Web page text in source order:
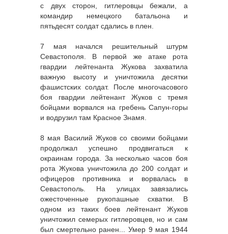
с двух сторон, гитлеровцы бежали, а
командир немецкого батальона и
пятьдесят солдат сдались в плен.
7 мая начался решительный штурм
Севастополя. В первой же атаке рота
гвардии лейтенанта Жукова захватила
важную высоту и уничтожила десятки
фашистских солдат. После многочасового
боя гвардии лейтенант Жуков с тремя
бойцами ворвался на гребень Сапун-горы
и водрузил там Красное Знамя.
8 мая Василий Жуков со своими бойцами
продолжал успешно продвигаться к
окраинам города. За несколько часов боя
рота Жукова уничтожила до 200 солдат и
офицеров противника и ворвалась в
Севастополь. На улицах завязались
ожесточенные рукопашные схватки. В
одном из таких боев лейтенант Жуков
уничтожил семерых гитлеровцев, но и сам
был смертельно ранен... Умер 9 мая 1944